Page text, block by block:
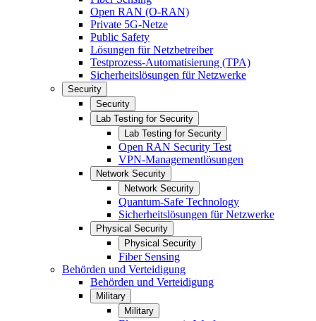
Open RAN (O-RAN)
Private 5G-Netze
Public Safety
Lösungen für Netzbetreiber
Testprozess-Automatisierung (TPA)
Sicherheitslösungen für Netzwerke
Security
Security
Lab Testing for Security
Lab Testing for Security
Open RAN Security Test
VPN-Managementlösungen
Network Security
Network Security
Quantum-Safe Technology
Sicherheitslösungen für Netzwerke
Physical Security
Physical Security
Fiber Sensing
Behörden und Verteidigung
Behörden und Verteidigung
Military
Military